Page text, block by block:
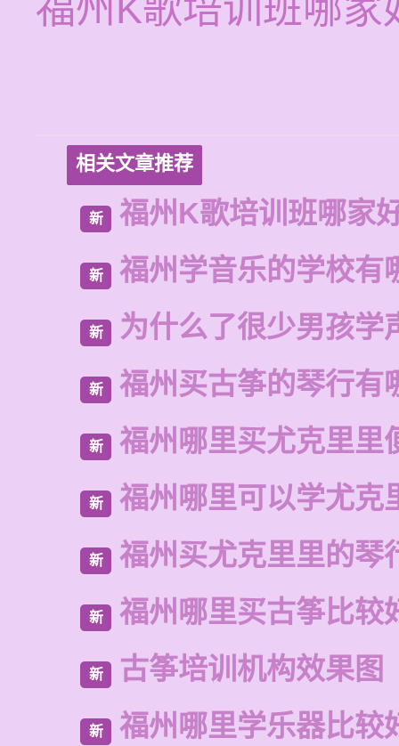
福州K歌培训班哪家
相关文章推荐
新 福州K歌培训班哪家
新 福州学音乐的学校有
新 为什么了很少男孩学
新 福州买古筝的琴行有
新 福州哪里买尤克里里
新 福州哪里可以学尤克
新 福州买尤克里里的琴
新 福州哪里买古筝比较
新 古筝培训机构效果图
新 福州哪里学乐器比较